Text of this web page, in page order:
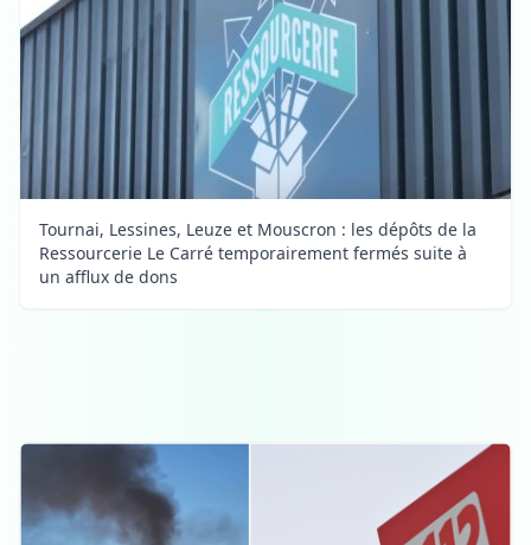
Tournai, Lessines, Leuze et Mouscron : les dépôts de la
Ressourcerie Le Carré temporairement fermés suite à
un afflux de dons